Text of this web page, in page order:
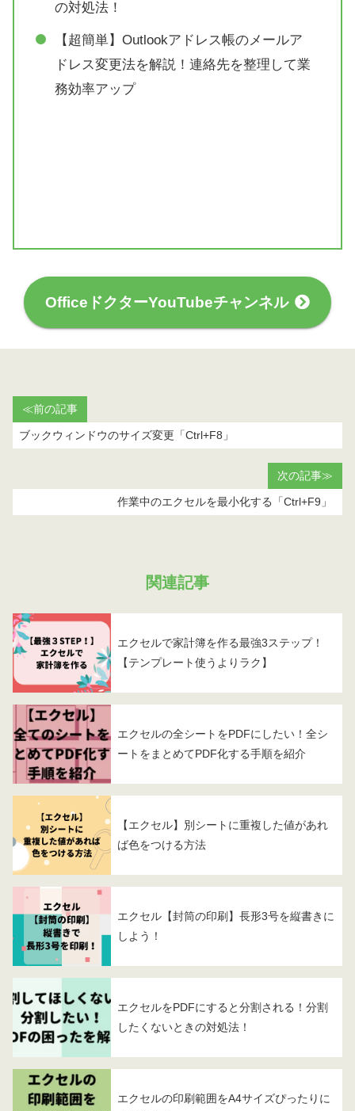
の対処法！
【超簡単】Outlookアドレス帳のメールア
ドレス変更法を解説！連絡先を整理して業
務効率アップ
OfficeドクターYouTubeチャンネル
≪前の記事
ブックウィンドウのサイズ変更「Ctrl+F8」
次の記事≫
作業中のエクセルを最小化する「Ctrl+F9」
関連記事
エクセルで家計簿を作る最強3ステップ！
【テンプレート使うよりラク】
エクセルの全シートをPDFにしたい！全シ
ートをまとめてPDF化する手順を紹介
【エクセル】別シートに重複した値があれ
ば色をつける方法
エクセル【封筒の印刷】長形3号を縦書きに
しよう！
エクセルをPDFにすると分割される！分割
したくないときの対処法！
エクセルの印刷範囲をA4サイズぴったりに